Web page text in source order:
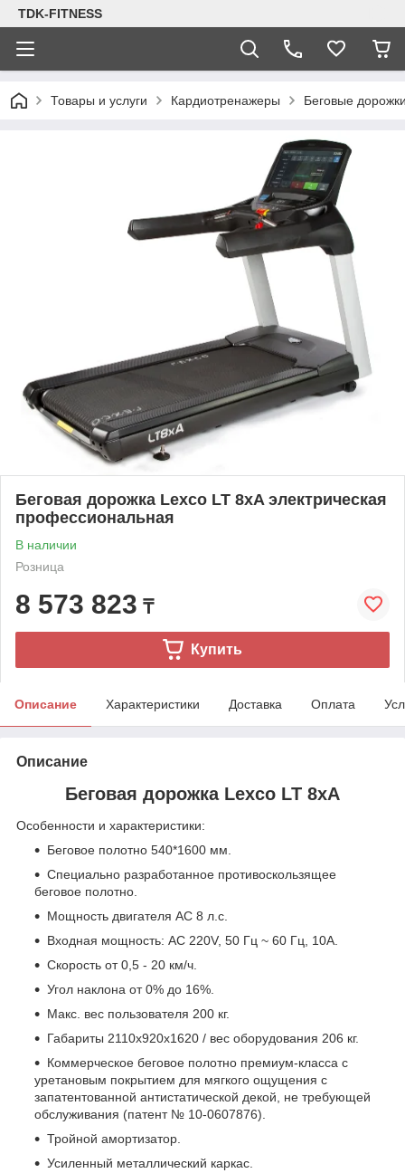
TDK-FITNESS
Товары и услуги Кардиотренажеры Беговые
Беговая дорожка Lexco LT 8xA электрическая
профессиональная
В наличии
Розница
8 573 823 ₸
Купить
Описание Характеристики Доставка Оплата
Описание
Беговая дорожка Lexco LT 8xA
Особенности и характеристики:
Беговое полотно 540*1600 мм.
Специально разработанное противоскользящее
беговое полотно.
Мощность двигателя АС 8 л.с.
Входная мощность: AC 220V, 50 Гц ~ 60 Гц, 10A.
Скорость от 0,5 - 20 км/ч.
Угол наклона от 0% до 16%.
Макс. вес пользователя 200 кг.
Габариты 2110x920x1620 / вес оборудования 206 кг.
Коммерческое беговое полотно премиум-класса с
уретановым покрытием для мягкого ощущения с
запатентованной антистатической декой, не требующей
обслуживания (патент № 10-0607876).
Тройной амортизатор.
Усиленный металлический каркас.